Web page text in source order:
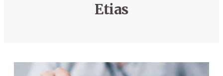
Etias